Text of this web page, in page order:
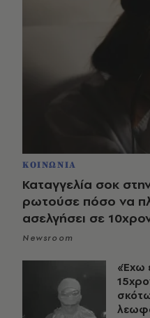
ΚΟΙΝΩΝΙΑ
Καταγγελία σοκ
ρωτούσε πόσο να
ασελγήσει σε
Newsroom
«Έχω